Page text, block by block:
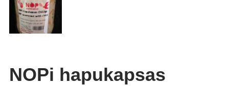
NOPi hapukapsas